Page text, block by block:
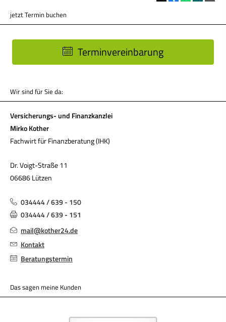
jetzt Termin buchen
Terminvereinbarung
Wir sind für Sie da:
Versicherungs- und Finanzkanzlei
Mirko Kother
Fachwirt für Finanzberatung (IHK)
Dr. Voigt-Straße 11
06686 Lützen
034444 / 639 - 150
034444 / 639 - 151
mail@kother24.de
Kontakt
Beratungstermin
Das sagen meine Kunden